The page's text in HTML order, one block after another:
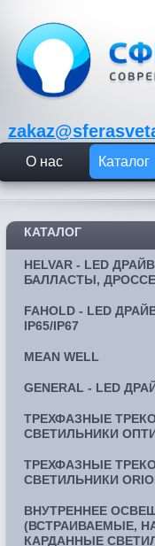
О нас Каталог
КАТАЛОГ
HELVAR - LED
БАЛЛАСТЫ,
FAHOLD - LED
IP65/IP67
MEAN WELL
GENERAL - LED
ТРЕХФАЗНЫЕ
СВЕТИЛЬНИКИ
ТРЕХФАЗНЫЕ
СВЕТИЛЬНИКИ
ВНУТРЕННЕЕ
(ВСТРАИВАЕМЫЕ,
КАРДАННЫЕ